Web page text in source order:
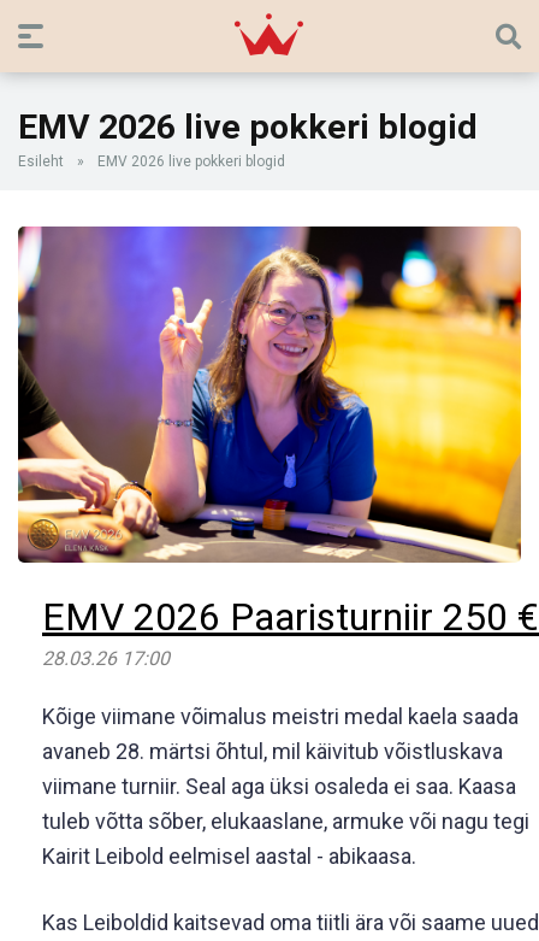
EMV 2026 live pokkeri blogid
Esileht » EMV 2026 live pokkeri blogid
EMV 2026 Paaristurniir 250 €
28.03.26 17:00
Kõige viimane võimalus meistri medal kaela saada
avaneb 28. märtsi õhtul, mil käivitub võistluskava
viimane turniir. Seal aga üksi osaleda ei saa. Kaasa
tuleb võtta sõber, elukaaslane, armuke või nagu tegi
Kairit Leibold eelmisel aastal - abikaasa.
Kas Leiboldid kaitsevad oma tiitli ära või saame uued